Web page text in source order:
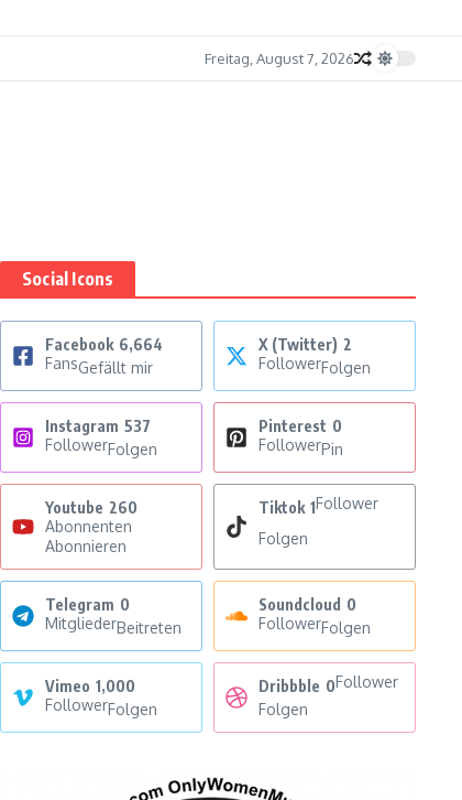
Freitag, August 7, 2026
Social Icons
Facebook 6,664
FansGefällt mir
X (Twitter) 2
FollowerFolgen
Instagram 537
FollowerFolgen
Pinterest 0
FollowerPin
Youtube 260
Abonnenten
Abonnieren
Tiktok 1Follower
Folgen
Telegram 0
MitgliederBeitreten
Soundcloud 0
FollowerFolgen
Vimeo 1,000
FollowerFolgen
Dribbble 0Follower
Folgen